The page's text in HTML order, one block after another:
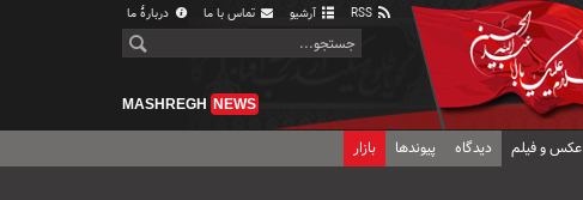
آرشیو تماس با ما دربارهٔ ما
MASHREGH NEWS
عکس و فیلم دیدگاه پیوندها بازار